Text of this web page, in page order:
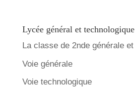
Lycée général et technologique
La classe de 2nde générale
Voie générale
Voie technologique